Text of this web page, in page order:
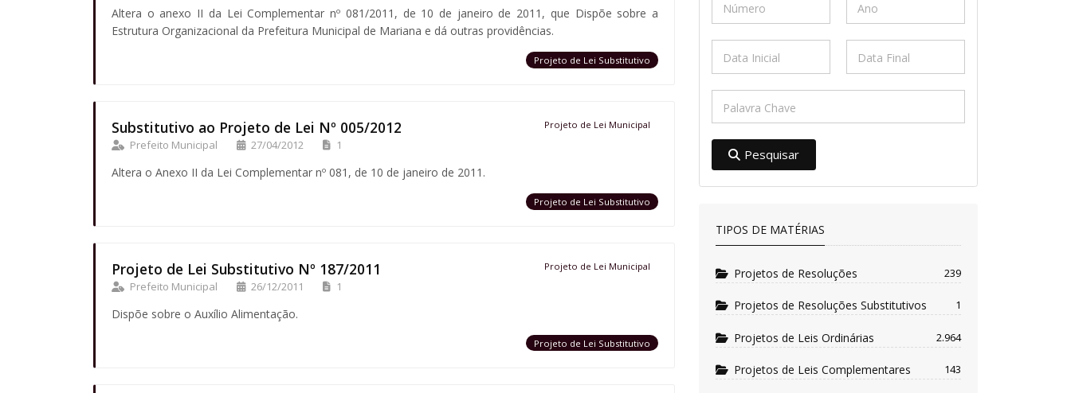
Altera o anexo II da Lei Complementar nº 081/2011, de 10 de janeiro de 2011, que Dispõe sobre a
Estrutura Organizacional da Prefeitura Municipal de Mariana e dá outras providências.
Projeto de Lei Substitutivo
Substitutivo ao Projeto de Lei Nº 005/2012 Projeto de Lei Municipal
Prefeito Municipal 27/04/2012 1
Altera o Anexo II da Lei Complementar nº 081, de 10 de janeiro de 2011.
Projeto de Lei Substitutivo
Projeto de Lei Substitutivo Nº 187/2011 Projeto de Lei Municipal
Prefeito Municipal 26/12/2011 1
Dispõe sobre o Auxílio Alimentação.
Projeto de Lei Substitutivo
Pesquisar
TIPOS DE MATÉRIAS
Projetos de Resoluções 239
Projetos de Resoluções Substitutivos 1
Projetos de Leis Ordinárias 2.964
Projetos de Leis Complementares 143